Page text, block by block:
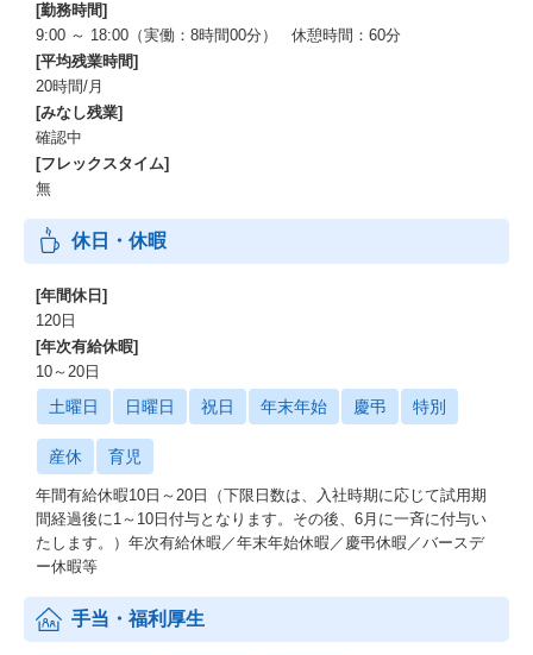
[勤務時間]
9:00 ～ 18:00（実働：8時間00分） 休憩時間：60分
[平均残業時間]
20時間/月
[みなし残業]
確認中
[フレックスタイム]
無
休日・休暇
[年間休日]
120日
[年次有給休暇]
10～20日
土曜日 日曜日 祝日 年末年始 慶弔 特別
産休 育児
年間有給休暇10日～20日（下限日数は、入社時期に応じて試用期
間経過後に1～10日付与となります。その後、6月に一斉に付与い
たします。）年次有給休暇／年末年始休暇／慶弔休暇／バースデ
ー休暇等
手当・福利厚生